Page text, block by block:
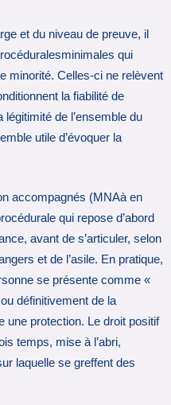
et du niveau de preuve, il
qui
minorité. Celles-ci ne relèvent
la fiabilité de
légitimité de l’ensemble du
utile d’évoquer la
accompagnés (MNAà en
qui repose d’abord
avant de s’articuler, selon
et de l’asile. En pratique,
se présente comme «
définitivement de la
une protection. Le droit positif
temps, mise à l’abri,
laquelle se greffent des